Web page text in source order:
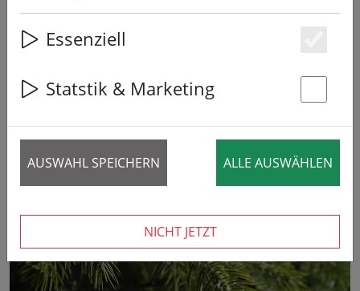
‹ ›
37% SPARENEssenziell
Statstik & Marketing
AUSWAHL SPEICHERN ALLE AUSWÄHLEN
NICHT JETZT